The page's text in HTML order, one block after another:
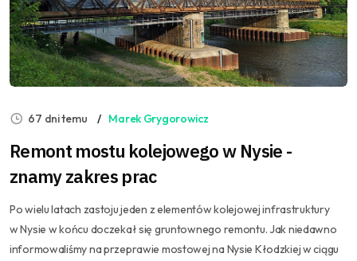
67 dni temu Marek Grygorowicz
Remont mostu kolejowego w Nysie -
znamy zakres prac
Po wielu latach zastoju jeden z elementów kolejowej infrastruktury
w Nysie w końcu doczekał się gruntownego remontu. Jak niedawno
informowaliśmy na przeprawie mostowej na Nysie Kłodzkiej w ciągu